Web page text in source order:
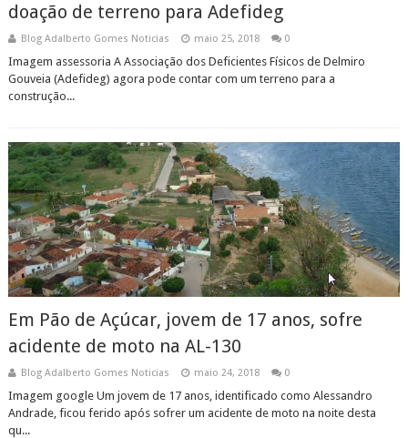
doação de terreno para Adefideg
Blog Adalberto Gomes Noticias maio 25, 2018 0
Imagem assessoria A Associação dos Deficientes Físicos de Delmiro
Gouveia (Adefideg) agora pode contar com um terreno para a
construção...
Em Pão de Açúcar, jovem de 17 anos, sofre
acidente de moto na AL-130
Blog Adalberto Gomes Noticias maio 24, 2018 0
Imagem google Um jovem de 17 anos, identificado como Alessandro
Andrade, ficou ferido após sofrer um acidente de moto na noite desta
qu...